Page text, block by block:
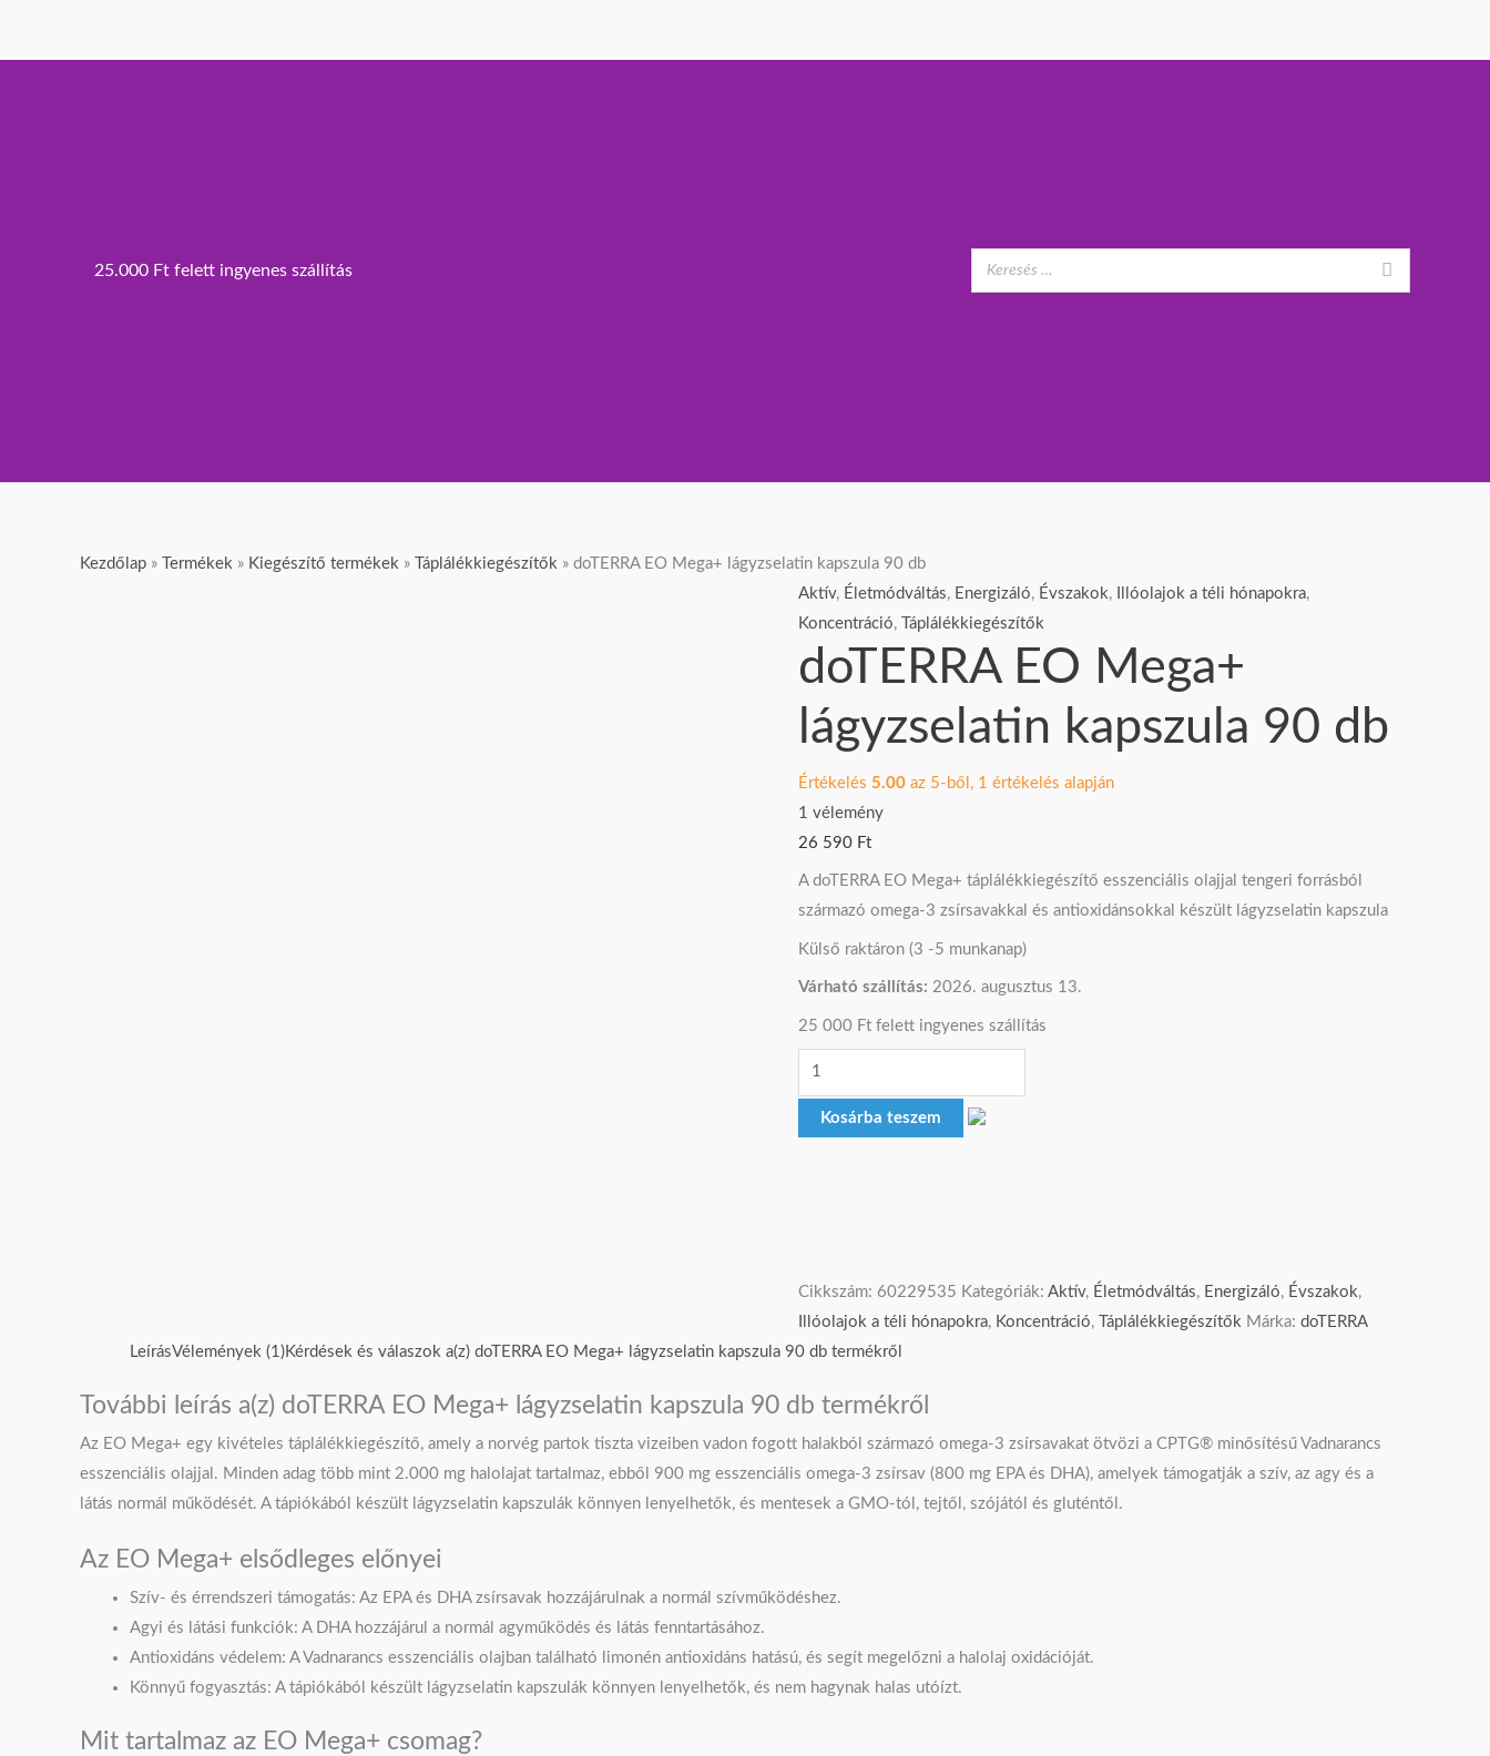
25.000 Ft felett ingyenes szállítás
Kezdőlap » Termékek » Kiegészítő termékek » Táplálékkiegészítők » doTERRA EO Mega+ lágyzselatin kapszula 90 db
Aktív, Életmódváltás, Energizáló, Évszakok, Illóolajok a téli hónapokra,
Koncentráció, Táplálékkiegészítők
doTERRA EO Mega+
lágyzselatin kapszula 90 db
Értékelés 5.00 az 5-ből, 1 értékelés alapján
1 vélemény
26 590 Ft
A doTERRA EO Mega+ táplálékkiegészítő esszenciális olajjal tengeri forrásból
származó omega-3 zsírsavakkal és antioxidánsokkal készült lágyzselatin kapszula
Külső raktáron (3 -5 munkanap)
Várható szállítás: 2026. augusztus 13.
25 000 Ft felett ingyenes szállítás
doTERRA
EO
Mega+
lágyzselatin
kapszula
90
db
mennyiség
Kosárba teszem
Cikkszám: 60229535 Kategóriák: Aktív, Életmódváltás, Energizáló, Évszakok,
Illóolajok a téli hónapokra, Koncentráció, Táplálékkiegészítők Márka: doTERRA
LeírásVélemények (1)Kérdések és válaszok a(z) doTERRA EO Mega+ lágyzselatin kapszula 90 db termékről
További leírás a(z) doTERRA EO Mega+ lágyzselatin kapszula 90 db termékről
Az EO Mega+ egy kivételes táplálékkiegészítő, amely a norvég partok tiszta vizeiben vadon fogott halakból származó omega-3 zsírsavakat ötvözi a CPTG® minősítésű Vadnarancs
esszenciális olajjal. Minden adag több mint 2.000 mg halolajat tartalmaz, ebből 900 mg esszenciális omega-3 zsírsav (800 mg EPA és DHA), amelyek támogatják a szív, az agy és a
látás normál működését. A tápiókából készült lágyzselatin kapszulák könnyen lenyelhetők, és mentesek a GMO-tól, tejtől, szójától és gluténtől.
Az EO Mega+ elsődleges előnyei
Szív- és érrendszeri támogatás: Az EPA és DHA zsírsavak hozzájárulnak a normál szívműködéshez.
Agyi és látási funkciók: A DHA hozzájárul a normál agyműködés és látás fenntartásához.
Antioxidáns védelem: A Vadnarancs esszenciális olajban található limonén antioxidáns hatású, és segít megelőzni a halolaj oxidációját.
Könnyű fogyasztás: A tápiókából készült lágyzselatin kapszulák könnyen lenyelhetők, és nem hagynak halas utóízt.
Mit tartalmaz az EO Mega+ csomag?